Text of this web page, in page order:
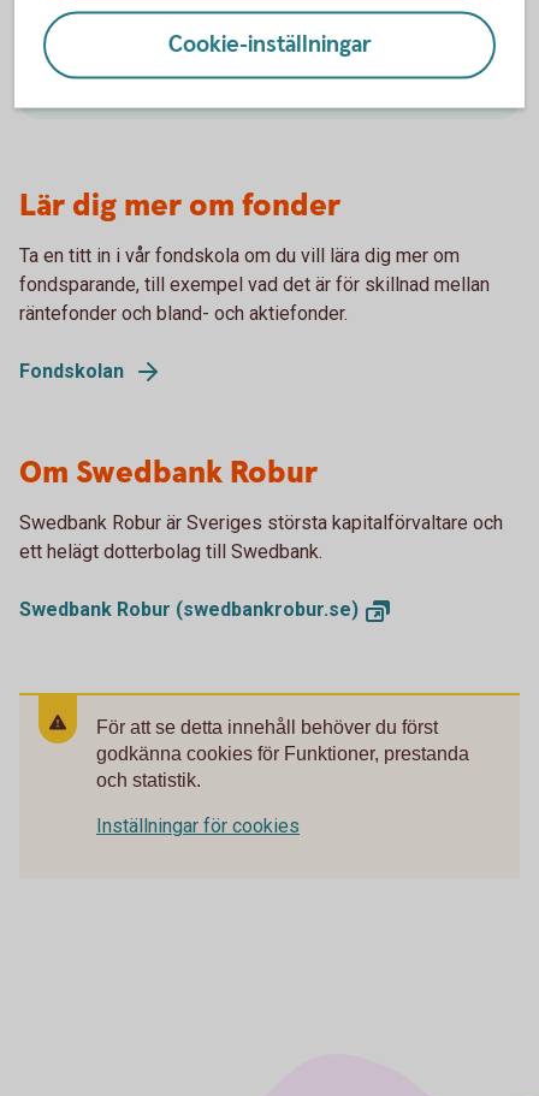
fonder och se aktuella kurser.
Fondlista(spara.swedbank.se)
Lär dig mer om fonder
Ta en titt in i vår fondskola om du vill lära dig mer om
fondsparande, till exempel vad det är för skillnad mellan
räntefonder och bland- och aktiefonder.
Fondskolan
Om Swedbank Robur
Swedbank Robur är Sveriges största kapitalförvaltare och
ett helägt dotterbolag till Swedbank.
Swedbank Robur (swedbankrobur.se)
För att se detta innehåll behöver du först
godkänna cookies för Funktioner, prestanda
och statistik.
Inställningar för cookies
Cookie-inställningar